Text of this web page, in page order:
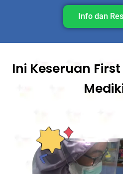
Info dan
Ini Keseruan